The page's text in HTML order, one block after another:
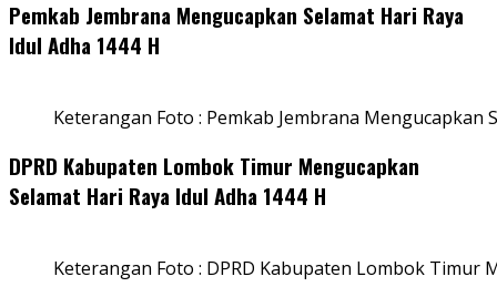
Pemkab Jembrana Mengucapkan Selamat Hari Raya
Idul Adha 1444 H
Keterangan Foto : Pemkab Jembrana Mengucapkan
DPRD Kabupaten Lombok Timur Mengucapkan
Selamat Hari Raya Idul Adha 1444 H
Keterangan Foto : DPRD Kabupaten Lombok Timur